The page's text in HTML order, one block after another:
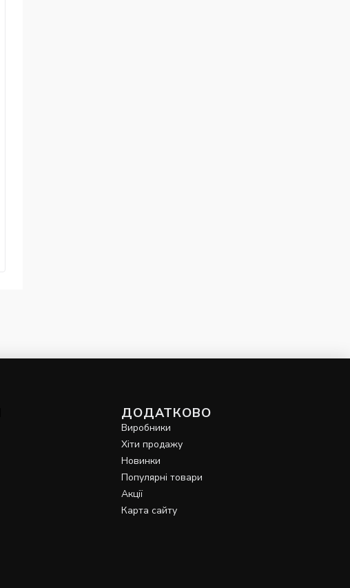
ДОДАТКОВО
Виробники
Хіти продажу
Новинки
Популярні товари
Акції
Карта сайту